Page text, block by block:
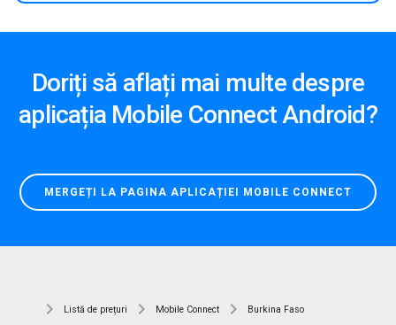
Doriți să aflați mai multe despre
aplicația Mobile Connect Android?
MERGEȚI LA PAGINA APLICAȚIEI MOBILE CONNECT
Listă de prețuri Mobile Connect Burkina Faso